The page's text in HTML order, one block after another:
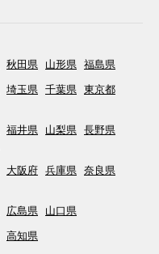
秋田県 山形県 福島県
埼玉県 千葉県 東京都
福井県 山梨県 長野県
大阪府 兵庫県 奈良県
広島県 山口県
高知県